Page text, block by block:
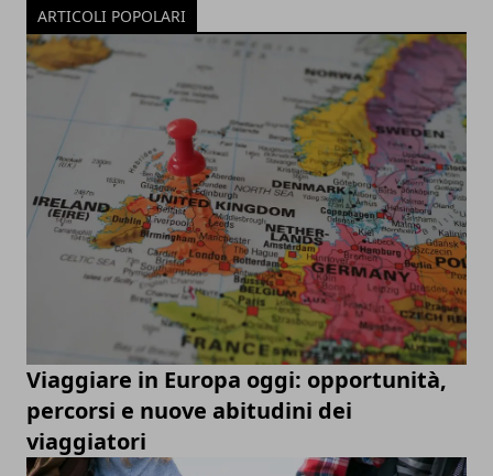
ARTICOLI POPOLARI
Viaggiare in Europa oggi: opportunità,
percorsi e nuove abitudini dei
viaggiatori